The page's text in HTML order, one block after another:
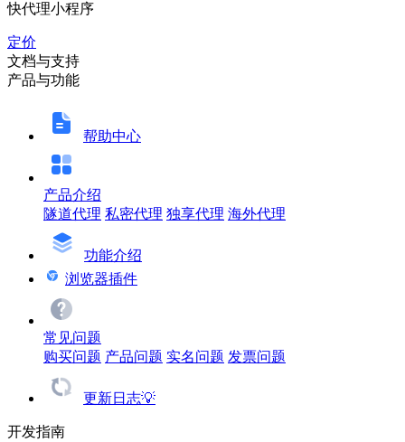
快代理小程序
定价
文档与支持
产品与功能
帮助中心
产品介绍
隧道代理 私密代理 独享代理 海外代理
功能介绍
浏览器插件
常见问题
购买问题 产品问题 实名问题 发票问题
更新日志💡
开发指南